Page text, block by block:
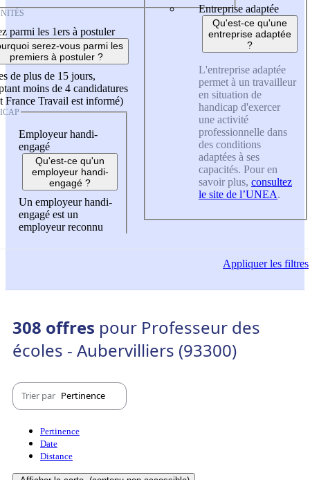
parmi les 1ers à postuler
serez-vous parmi les
premiers à postuler ?
de plus de 15 jours,
moins de 4 candidatures
France Travail est informé)
Employeur handi-
engagé
Qu'est-ce qu'un
employeur handi-
engagé ?
Un employeur handi-
engagé est un
employeur reconnu
Entreprise adaptée
Qu'est-ce qu'une
entreprise adaptée
?
L'entreprise adaptée
permet à un travailleur
en situation de
handicap d'exercer
une activité
professionnelle dans
des conditions
adaptées à ses
capacités. Pour en
savoir plus, consultez
le site de l’UNEA.
Appliquerles filtres
308 offres pour Professeur des
écoles - Aubervilliers (93300)
Trier par Pertinence
Pertinence
Date
Distance